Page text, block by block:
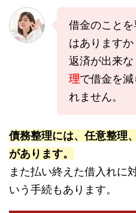
借金のこと
はありますか
返済が出来
理で借金を
れません。
債務整理には、任意整理
があります。
また払い終えた借入れに
いう手続もあります。